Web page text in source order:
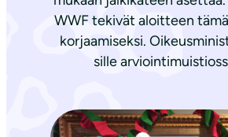
WWF tekivät aloitteen
korjaamiseksi.
sille